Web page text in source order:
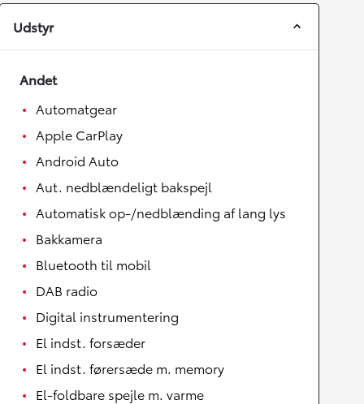
Udstyr
Andet
Automatgear
Apple CarPlay
Android Auto
Aut. nedblændeligt bakspejl
Automatisk op-/nedblænding af lang lys
Bakkamera
Bluetooth til mobil
DAB radio
Digital instrumentering
El indst. forsæder
El indst. førersæde m. memory
El-foldbare spejle m. varme